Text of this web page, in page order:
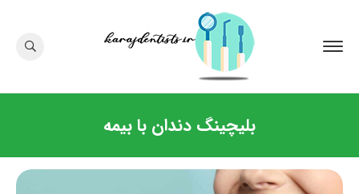
بلیچینگ دندان با بیمه